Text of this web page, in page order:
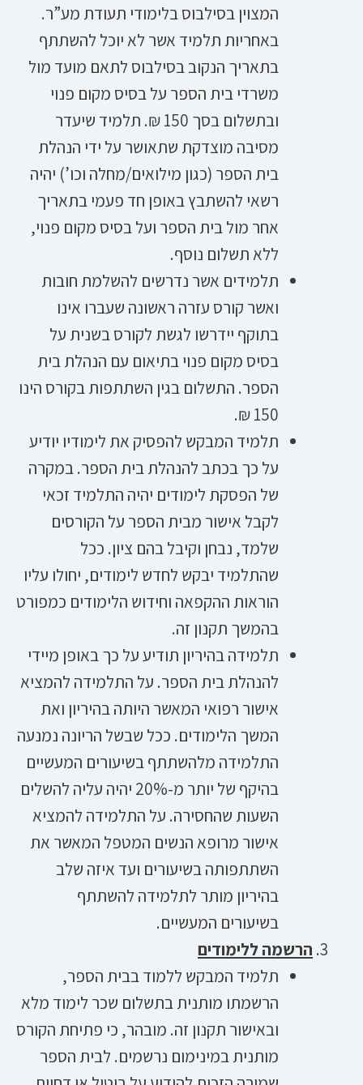
המצוין בסילבוס בלימודי תעודת מע”ר.
באחריות תלמיד אשר לא יוכל להשתתף
בתאריך הנקוב בסילבוס לתאם מועד מול
משרדי בית הספר על בסיס מקום פנוי
ובתשלום בסך 150 ₪. תלמיד שיעדר
מסיבה מוצדקת שתאושר על ידי הנהלת
בית הספר (כגון מילואים/מחלה וכו’) יהיה
רשאי להשתבץ באופן חד פעמי בתאריך
אחר מול בית הספר ועל בסיס מקום פנוי,
ללא תשלום נוסף.
תלמידים אשר נדרשים להשלמת חובות
ואשר קורס עזרה ראשונה שעברו אינו
בתוקף יידרשו לגשת לקורס בשנית על
בסיס מקום פנוי בתיאום עם הנהלת בית
הספר. התשלום בגין השתתפות בקורס הינו
150 ₪.
תלמיד המבקש להפסיק את לימודיו יודיע
על כך בכתב להנהלת בית הספר. במקרה
של הפסקת לימודים יהיה התלמיד זכאי
לקבל אישור מבית הספר על הקורסים
שלמד, נבחן וקיבל בהם ציון. ככל
שהתלמיד יבקש לחדש לימודים, יחולו עליו
הוראות ההקפאה וחידוש הלימודים כמפורט
בהמשך תקנון זה.
תלמידה בהיריון תודיע על כך באופן מיידי
להנהלת בית הספר. על התלמידה להמציא
אישור רפואי המאשר היותה בהיריון ואת
המשך הלימודים. ככל שבשל הריונה נמנעה
התלמידה מלהשתתף בשיעורים המעשיים
בהיקף של יותר מ-20% יהיה עליה להשלים
השעות שהחסירה. על התלמידה להמציא
אישור מרופא הנשים המטפל המאשר את
השתתפותה בשיעורים ועד איזה שלב
בהיריון מותר לתלמידה להשתתף
בשיעורים המעשיים.
הרשמה ללימודים
תלמיד המבקש ללמוד בבית הספר,
הרשמתו מותנית בתשלום שכר לימוד מלא
ובאישור תקנון זה. מובהר, כי פתיחת הקורס
מותנית במינימום נרשמים. לבית הספר